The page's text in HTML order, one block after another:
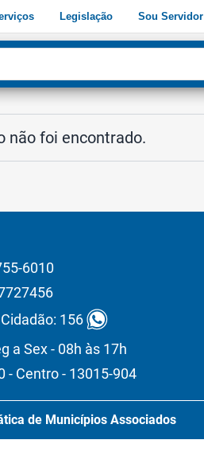
Legislação Sou Servidor
não foi encontrado.
6010
156
a Sex - 08h às 17h
- Centro - 13015-904
de Municípios Associados